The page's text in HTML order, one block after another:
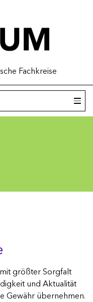
Fachkreise
größter Sorgfalt
und Aktualität
Gewähr übernehmen.